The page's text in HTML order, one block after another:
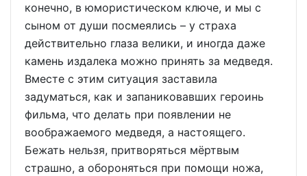
конечно, в юмористическом ключе, и мы с
сыном от души посмеялись – у страха
действительно глаза велики, и иногда даже
камень издалека можно принять за медведя.
Вместе с этим ситуация заставила
задуматься, как и запаниковавших героинь
фильма, что делать при появлении не
воображаемого медведя, а настоящего.
Бежать нельзя, притворяться мёртвым
страшно, а обороняться при помощи ножа,